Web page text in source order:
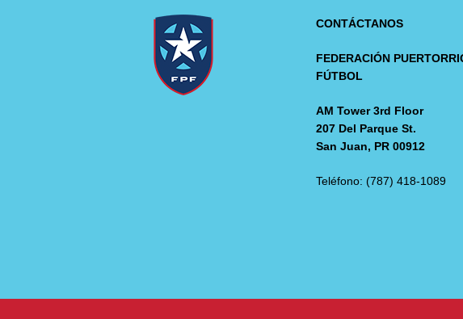
CONTÁCTANOS
FEDERACIÓN
FÚTBOL
AM Tower 3rd Floor
207 Del Parque St.
San Juan, PR 00912
Teléfono: (787) 418-1089